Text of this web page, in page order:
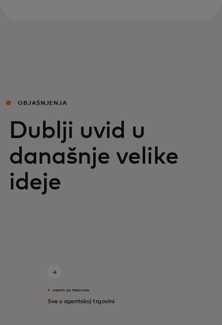
OBJAŠNJENJA
Dublji uvid u
današnje velike
ideje
AGENTI ZA TRGOVINU
Sve o agentskoj trgovini